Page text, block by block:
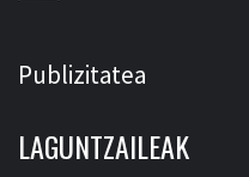
Publizitatea
LAGUNTZAILEAK